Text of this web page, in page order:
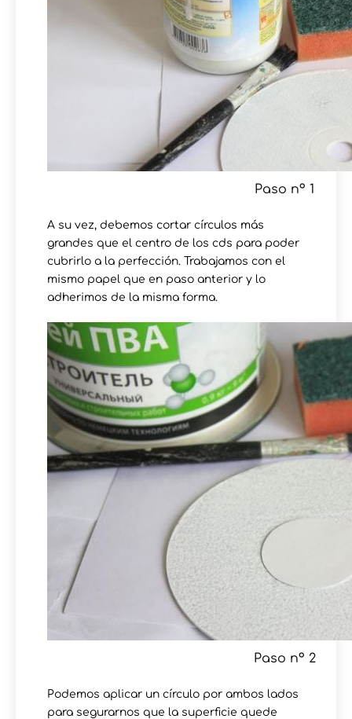
Paso nº 1
A su vez, debemos cortar círculos más
grandes que el centro de los cds para poder
cubrirlo a la perfección. Trabajamos con el
mismo papel que en paso anterior y lo
adherimos de la misma forma.
Paso nº 2
Podemos aplicar un círculo por ambos lados
para segurarnos que la superficie quede